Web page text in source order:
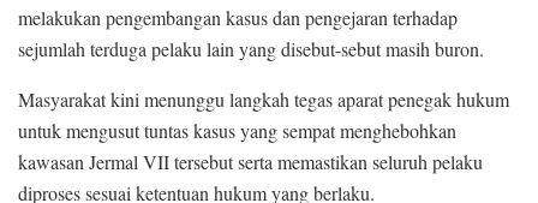
melakukan pengembangan kasus dan pengejaran terhadap
sejumlah terduga pelaku lain yang disebut-sebut masih buron.
Masyarakat kini menunggu langkah tegas aparat penegak hukum
untuk mengusut tuntas kasus yang sempat menghebohkan
kawasan Jermal VII tersebut serta memastikan seluruh pelaku
diproses sesuai ketentuan hukum yang berlaku.